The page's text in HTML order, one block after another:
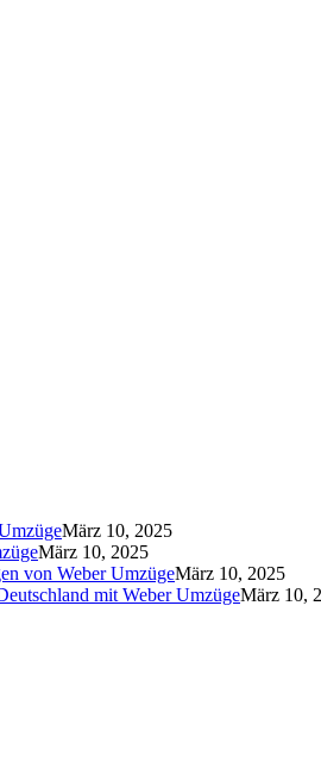
März 10, 2025
März 10, 2025
von Weber UmzügeMärz 10, 2025
mit Weber UmzügeMärz 10,